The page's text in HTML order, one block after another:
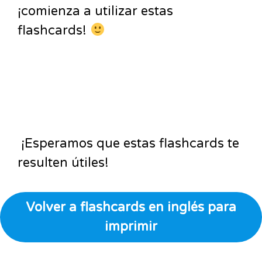
¡comienza a utilizar estas
flashcards!
¡Esperamos que estas flashcards te
resulten útiles!
Volver a flashcards en inglés para
imprimir